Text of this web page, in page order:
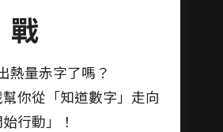
戰
熱量赤字了嗎？
你從「知道數字」走向
始行動」！